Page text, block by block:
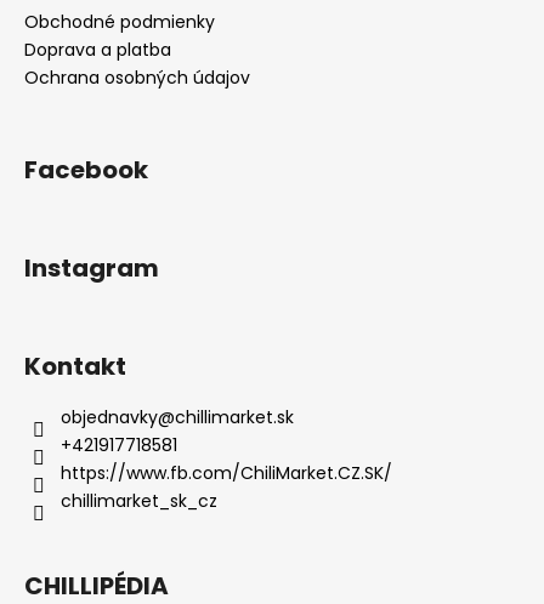
Obchodné podmienky
Doprava a platba
Ochrana osobných údajov
Facebook
Instagram
Kontakt
objednavky@chillimarket.sk
+421917718581
https://www.fb.com/ChiliMarket.CZ.SK/
chillimarket_sk_cz
CHILLIPÉDIA